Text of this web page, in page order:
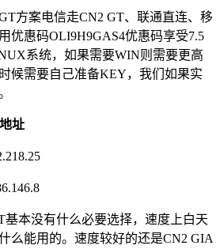
方案电信走CN2 GT、联通直连、移
优惠码OLI9H9GAS4优惠码享受7.5
系统，如果需要WIN则需要更高
候需要自己准备KEY，我们如果实
址
基本没有什么必要选择，速度上白天
么能用的。速度较好的还是CN2 GIA